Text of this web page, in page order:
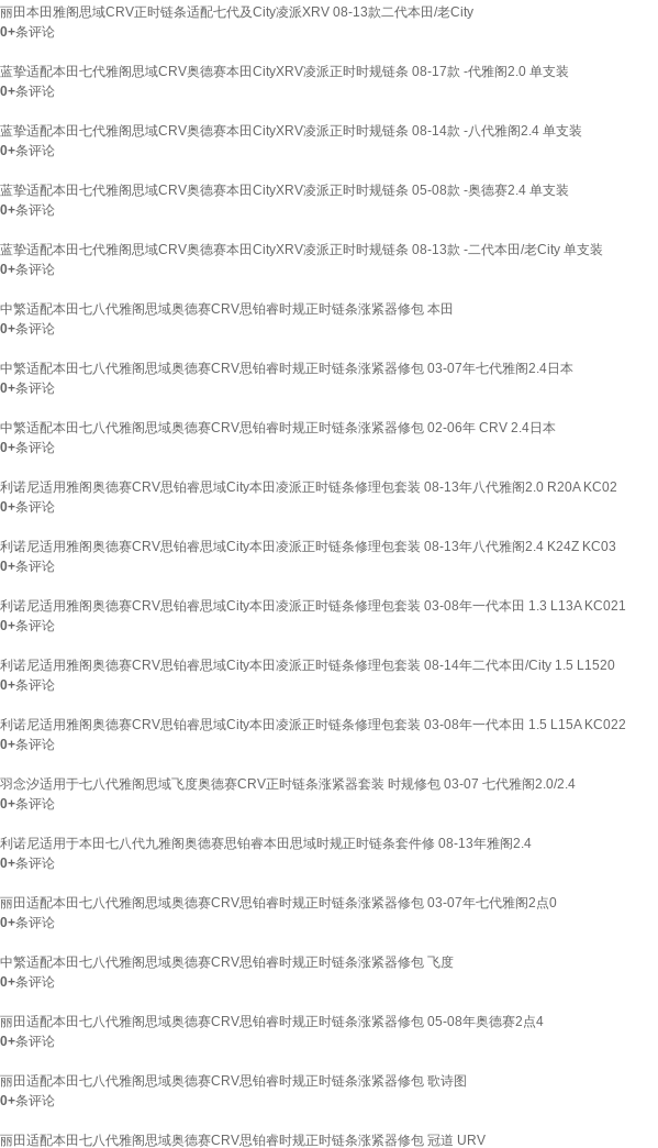
丽田本田雅阁思域CRV正时链条适配七代及City凌派XRV 08-13款二代本田/老City
0+条评论
蓝挚适配本田七代雅阁思域CRV奥德赛本田CityXRV凌派正时时规链条 08-17款 -代雅阁2.0 单支装
0+条评论
蓝挚适配本田七代雅阁思域CRV奥德赛本田CityXRV凌派正时时规链条 08-14款 -八代雅阁2.4 单支装
0+条评论
蓝挚适配本田七代雅阁思域CRV奥德赛本田CityXRV凌派正时时规链条 05-08款 -奥德赛2.4 单支装
0+条评论
蓝挚适配本田七代雅阁思域CRV奥德赛本田CityXRV凌派正时时规链条 08-13款 -二代本田/老City 单支装
0+条评论
中繁适配本田七八代雅阁思域奥德赛CRV思铂睿时规正时链条涨紧器修包 本田
0+条评论
中繁适配本田七八代雅阁思域奥德赛CRV思铂睿时规正时链条涨紧器修包 03-07年七代雅阁2.4日本
0+条评论
中繁适配本田七八代雅阁思域奥德赛CRV思铂睿时规正时链条涨紧器修包 02-06年 CRV 2.4日本
0+条评论
利诺尼适用雅阁奥德赛CRV思铂睿思域City本田凌派正时链条修理包套装 08-13年八代雅阁2.0 R20A KC02
0+条评论
利诺尼适用雅阁奥德赛CRV思铂睿思域City本田凌派正时链条修理包套装 08-13年八代雅阁2.4 K24Z KC03
0+条评论
利诺尼适用雅阁奥德赛CRV思铂睿思域City本田凌派正时链条修理包套装 03-08年一代本田 1.3 L13A KC021
0+条评论
利诺尼适用雅阁奥德赛CRV思铂睿思域City本田凌派正时链条修理包套装 08-14年二代本田/City 1.5 L1520
0+条评论
利诺尼适用雅阁奥德赛CRV思铂睿思域City本田凌派正时链条修理包套装 03-08年一代本田 1.5 L15A KC022
0+条评论
羽念汐适用于七八代雅阁思域飞度奥德赛CRV正时链条涨紧器套装 时规修包 03-07 七代雅阁2.0/2.4
0+条评论
利诺尼适用于本田七八代九雅阁奥德赛思铂睿本田思域时规正时链条套件修 08-13年雅阁2.4
0+条评论
丽田适配本田七八代雅阁思域奥德赛CRV思铂睿时规正时链条涨紧器修包 03-07年七代雅阁2点0
0+条评论
中繁适配本田七八代雅阁思域奥德赛CRV思铂睿时规正时链条涨紧器修包 飞度
0+条评论
丽田适配本田七八代雅阁思域奥德赛CRV思铂睿时规正时链条涨紧器修包 05-08年奥德赛2点4
0+条评论
丽田适配本田七八代雅阁思域奥德赛CRV思铂睿时规正时链条涨紧器修包 歌诗图
0+条评论
丽田适配本田七八代雅阁思域奥德赛CRV思铂睿时规正时链条涨紧器修包 冠道 URV